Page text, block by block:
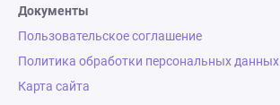
Документы
Пользовательское соглашение
Политика обработки персональных данных
Карта сайта